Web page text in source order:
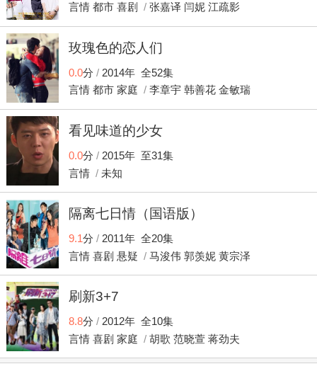
言情 都市 喜剧 / 张嘉译 闫妮 江疏影
玫瑰色的恋人们
0.0分 /2014年 全52集
言情 都市 家庭 / 李章宇 韩善花 金敏瑞
看见味道的少女
0.0分 /2015年 至31集
言情 /未知
隔离七日情（国语版）
9.1分 /2011年 全20集
言情 喜剧 悬疑 / 马浚伟 郭羡妮 黄宗泽
刷新3+7
8.8分 /2012年 全10集
言情 喜剧 家庭 / 胡歌 范晓萱 蒋劲夫